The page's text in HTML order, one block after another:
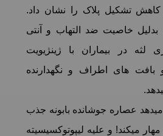
تشکیل پلاک را نشان داد.
بدلیل خاصیت ضد التهاب و آنتی
لثه در بیماران با ژینژیویت
بافت های اطراف و نگهدارنده
عصاره جوشانده بابونه جذب
میکند! و علیه لیپوتوکسیسیته